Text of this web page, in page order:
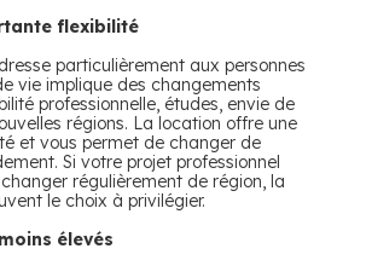
flexibilité
particulièrement aux personnes
vie implique des changements
professionnelle, études, envie de
régions. La location offre une
et vous permet de changer de
Si votre projet professionnel
régulièrement de région, la
le choix à privilégier.
élevés